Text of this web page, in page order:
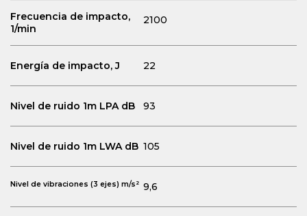
Frecuencia de impacto,
1/min
2100
Energía de impacto, J 22
Nivel de ruido 1m LPA dB 93
Nivel de ruido 1m LWA dB 105
Nivel de vibraciones (3 ejes) m/s² 9,6